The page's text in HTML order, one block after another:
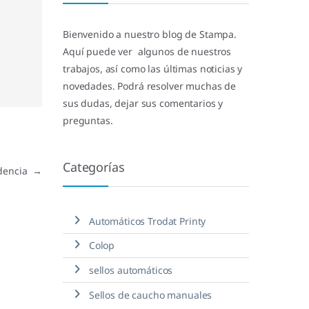
→
Bienvenido a nuestro blog de Stampa.
Aquí puede ver algunos de nuestros
trabajos, así como las últimas noticias y
novedades. Podrá resolver muchas de
sus dudas, dejar sus comentarios y
preguntas.
Categorías
Automáticos Trodat Printy
Colop
sellos automáticos
Sellos de caucho manuales